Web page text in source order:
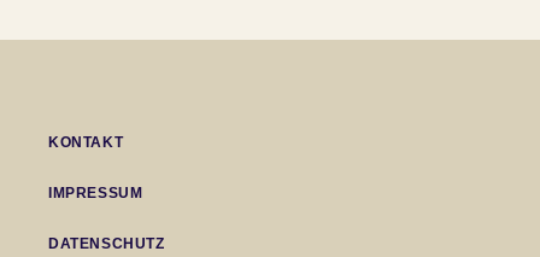
KONTAKT
IMPRESSUM
DATENSCHUTZ